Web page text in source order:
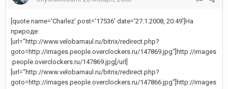
[quote name='Charlez' post='17536' date='27.1.2008, 20:49']На
природе:
[url="http://www.velobarnaul.ru/bitrix/redirect.php?
goto=http://images.people.overclockers.ru/147869.jpg"]http://images
.people.overclockers.ru/147869.jpg[/url]
[url="http://www.velobarnaul.ru/bitrix/redirect.php?
goto=http://images.people.overclockers.ru/147866.jpg"]http://images